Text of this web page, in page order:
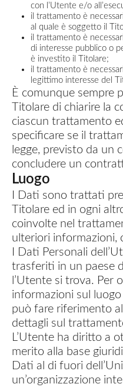
con l’Utente e/o
il trattamento è
al quale è soggetto il
il trattamento è
di interesse pubblico o
è investito il Titolare;
il trattamento è
legittimo interesse del
È comunque sempre
Titolare di chiarire la
ciascun trattamento
specificare se il
legge, previsto da un
concludere un
Luogo
I Dati sono trattati
Titolare ed in ogni
coinvolte nel
ulteriori informazioni,
I Dati Personali
trasferiti in un paese
l’Utente si trova. Per
informazioni sul
può fare riferimento
dettagli sul
L’Utente ha diritto a
merito alla base
Dati al di fuori
un’organizzazione